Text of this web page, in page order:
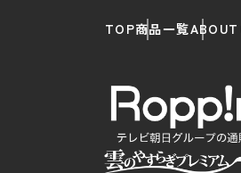
TOP商品一覧ABOUT